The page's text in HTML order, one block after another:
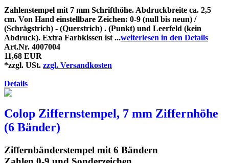
Zahlenstempel mit 7 mm Schrifthöhe. Abdruckbreite ca. 2,5
cm. Von Hand einstellbare Zeichen: 0-9 (null bis neun) /
(Schrägstrich) - (Querstrich) . (Punkt) und Leerfeld (kein
Abdruck). Extra Farbkissen ist ...weiterlesen in den Details
Art.Nr. 4007004
11,68 EUR
*zzgl. USt. zzgl. Versandkosten
Details
Colop Ziffernstempel, 7 mm Ziffernhöhe
(6 Bänder)
Ziffernbänderstempel mit 6 Bändern